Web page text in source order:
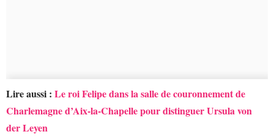
Lire aussi : Le roi Felipe dans la salle de couronnement de
Charlemagne d’Aix-la-Chapelle pour distinguer Ursula von
der Leyen